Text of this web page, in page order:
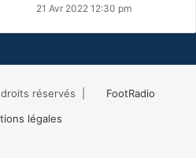
21 Avr 2022 12:30 pm
réservés |
FootRadio
légales